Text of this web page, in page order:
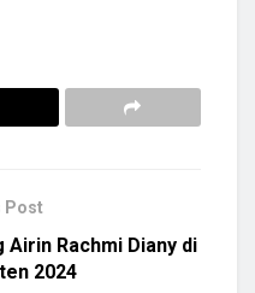
Post
Rachmi Diany di
2024